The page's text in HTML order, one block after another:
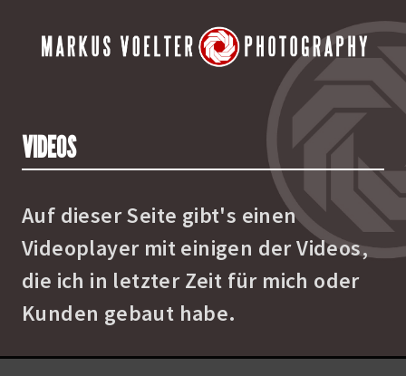
VIDEOS
Auf dieser Seite gibt's einen
Videoplayer mit einigen der Videos,
die ich in letzter Zeit für mich oder
Kunden gebaut habe.